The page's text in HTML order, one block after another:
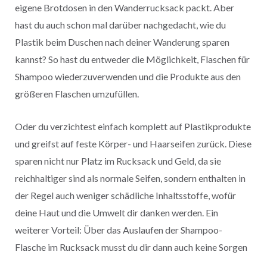
eigene Brotdosen in den Wanderrucksack packt. Aber
hast du auch schon mal darüber nachgedacht, wie du
Plastik beim Duschen nach deiner Wanderung sparen
kannst? So hast du entweder die Möglichkeit, Flaschen für
Shampoo wiederzuverwenden und die Produkte aus den
größeren Flaschen umzufüllen.
Oder du verzichtest einfach komplett auf Plastikprodukte
und greifst auf feste Körper- und Haarseifen zurück. Diese
sparen nicht nur Platz im Rucksack und Geld, da sie
reichhaltiger sind als normale Seifen, sondern enthalten in
der Regel auch weniger schädliche Inhaltsstoffe, wofür
deine Haut und die Umwelt dir danken werden. Ein
weiterer Vorteil: Über das Auslaufen der Shampoo-
Flasche im Rucksack musst du dir dann auch keine Sorgen